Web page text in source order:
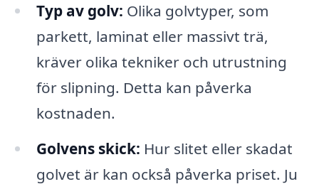
Typ av golv: Olika golvtyper, som
parkett, laminat eller massivt trä,
kräver olika tekniker och utrustning
för slipning. Detta kan påverka
kostnaden.
Golvens skick: Hur slitet eller skadat
golvet är kan också påverka priset. Ju